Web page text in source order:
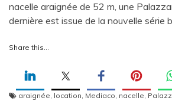
nacelle araignée de 52 m, une
dernière est issue de la nouvelle série
Share this...
araignée, location, Mediaco, nacelle,